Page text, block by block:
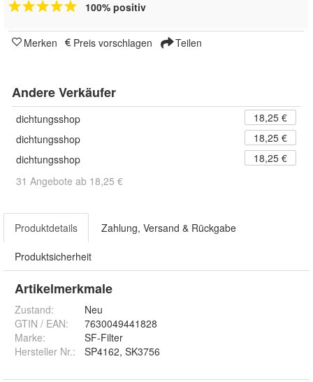
100% positiv
Merken Preis vorschlagen Teilen
Andere Verkäufer
dichtungsshop
18,25 €
dichtungsshop
18,25 €
dichtungsshop
18,25 €
31 Angebote ab 18,25 €
Produktdetails Zahlung, Versand & Rückgabe
Produktsicherheit
Artikelmerkmale
Zustand:
Neu
GTIN / EAN:
7630049441828
Marke:
SF-Filter
Hersteller Nr.:
SP4162, SK3756